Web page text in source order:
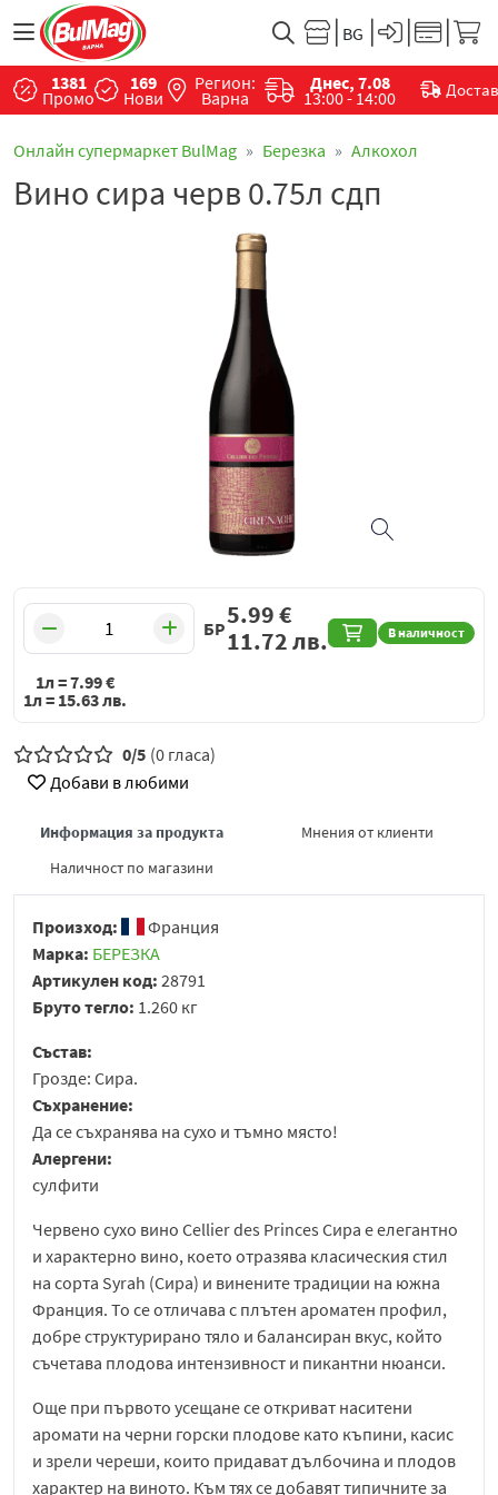
1381
Промо
169
Нови
Регион:
Варна
Днес, 7.08
13:00 - 14:00
Онлайн супермаркет BulMag Березка Алкохол
Вино сира черв 0.75л сдп
БР В наличност
5.99€
11.72лв.
1л =7.99€
1л = 15.63лв.
0/5 (0 гласа)
Добави в любими
Информация за продукта
Мнения от клиенти
Наличност по магазини
Произход:
Франция
Марка: БЕРЕЗКА
Артикулен код: 28791
Бруто тегло: 1.260 кг
Състав:
Грозде: Сира.
Съхранение:
Да се съхранява на сухо и тъмно място!
Алергени:
сулфити
Червено сухо вино Cellier des Princes Сира е елегантно
и характерно вино, което отразява класическия стил
на сорта Syrah (Сира) и винените традиции на южна
Франция. То се отличава с плътен ароматен профил,
добре структурирано тяло и балансиран вкус, който
съчетава плодова интензивност и пикантни нюанси.
Още при първото усещане се откриват наситени
аромати на черни горски плодове като къпини, касис
и зрели череши, които придават дълбочина и плодов
характер на виното. Към тях се добавят типичните за